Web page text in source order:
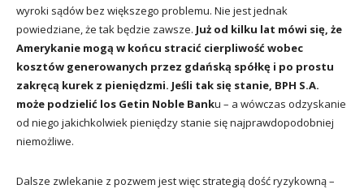
wyroki sądów bez większego problemu. Nie jest jednak
powiedziane, że tak będzie zawsze. Już od kilku lat mówi się, że
Amerykanie mogą w końcu stracić cierpliwość wobec
kosztów generowanych przez gdańską spółkę i po prostu
zakręcą kurek z pieniędzmi. Jeśli tak się stanie, BPH S.A.
może podzielić los Getin Noble Banku – a wówczas odzyskanie
od niego jakichkolwiek pieniędzy stanie się najprawdopodobniej
niemożliwe.
Dalsze zwlekanie z pozwem jest więc strategią dość ryzykowną –